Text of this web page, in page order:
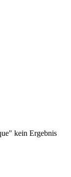
kein Ergebnis